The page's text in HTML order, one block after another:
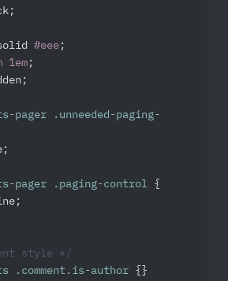
#eee ;
1em ;
pager
.unneeded-paging-
pager
.paging-control {
style */
.comment .is-author